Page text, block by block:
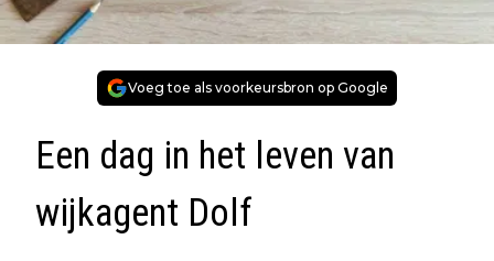
Voeg toe als voorkeursbron op Google
Een dag in het leven van
wijkagent Dolf